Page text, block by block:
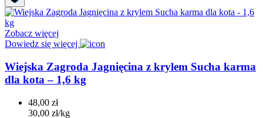
Zobacz więcej
Dowiedz się więcej
Wiejska Zagroda Jagnięcina z krylem Sucha karma
dla kota – 1,6 kg
48,00 zł
30,00 zł/kg